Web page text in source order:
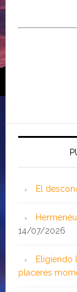
El
14/07/2026
Eligiendo
placeres